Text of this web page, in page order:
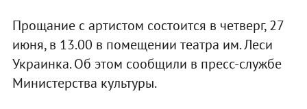
Прощание с артистом состоится в четверг, 27
июня, в 13.00 в помещении театра им. Леси
Украинка. Об этом сообщили в пресс-службе
Министерства культуры.